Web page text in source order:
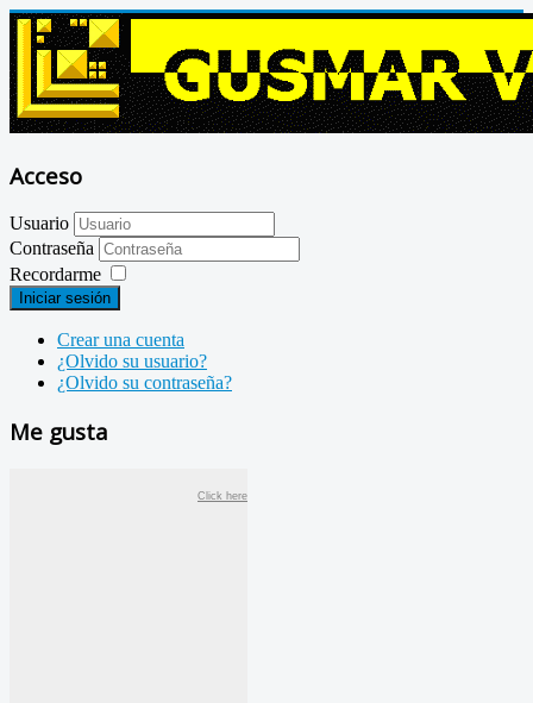
Acceso
Usuario
Contraseña
Recordarme
Iniciar sesión
Crear una cuenta
¿Olvido su usuario?
¿Olvido su contraseña?
Me gusta
Click here